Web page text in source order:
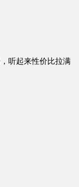
听起来性价比拉满